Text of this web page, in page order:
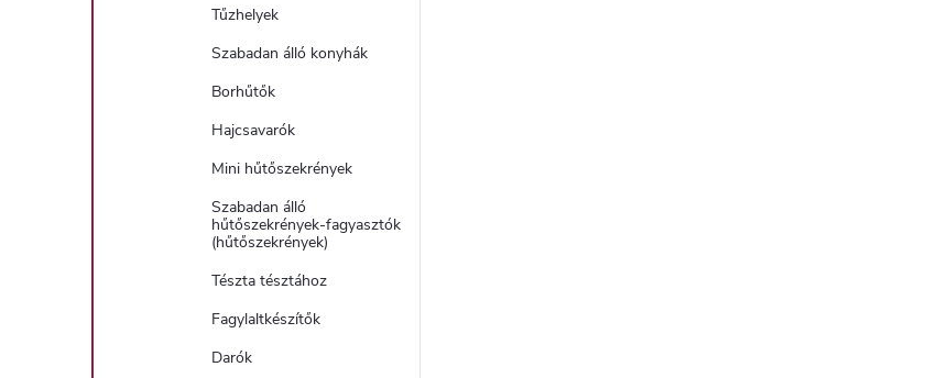
Tűzhelyek
Szabadan álló konyhák
Borhűtők
Hajcsavarók
Mini hűtőszekrények
Szabadan álló
hűtőszekrények-fagyasztók
(hűtőszekrények)
Tészta tésztához
Fagylaltkészítők
Darók